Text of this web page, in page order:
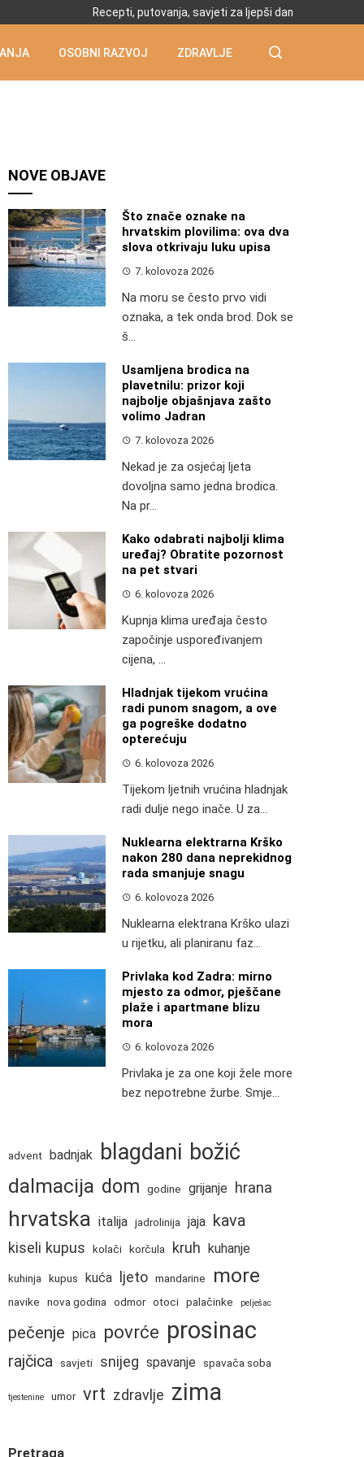
Recepti, putovanja, savjeti za ljepši dan
OSOBNI RAZVOJ ZDRAVLJE
NOVE OBJAVE
Što znače oznake na
hrvatskim plovilima: ova dva
slova otkrivaju luku upisa
7. kolovoza 2026
Na moru se često prvo vidi
oznaka, a tek onda brod. Dok se
š...
Usamljena brodica na
plavetnilu: prizor koji
najbolje objašnjava zašto
volimo Jadran
7. kolovoza 2026
Nekad je za osjećaj ljeta
dovoljna samo jedna brodica.
Na pr...
Kako odabrati najbolji klima
uređaj? Obratite pozornost
na pet stvari
6. kolovoza 2026
Kupnja klima uređaja često
započinje uspoređivanjem
cijena, ...
Hladnjak tijekom vrućina
radi punom snagom, a ove
ga pogreške dodatno
opterećuju
6. kolovoza 2026
Tijekom ljetnih vrućina hladnjak
radi dulje nego inače. U za...
Nuklearna elektrarna Krško
nakon 280 dana neprekidnog
rada smanjuje snagu
6. kolovoza 2026
Nuklearna elektrana Krško ulazi
u rijetku, ali planiranu faz...
Privlaka kod Zadra: mirno
mjesto za odmor, pješčane
plaže i apartmane blizu
mora
6. kolovoza 2026
Privlaka je za one koji žele more
bez nepotrebne žurbe. Smje...
advent badnjak blagdani božić
dalmacija dom godine grijanje hrana
hrvatska italija jadrolinija jaja kava
kiseli kupus kolači korčula kruh kuhanje
kuhinja kupus kuća ljeto mandarine more
navike nova godina odmor otoci palačinke pelješac
pečenje pica povrće prosinac
rajčica savjeti snijeg spavanje spavača soba
tjestenine umor vrt zdravlje zima
Pretraga